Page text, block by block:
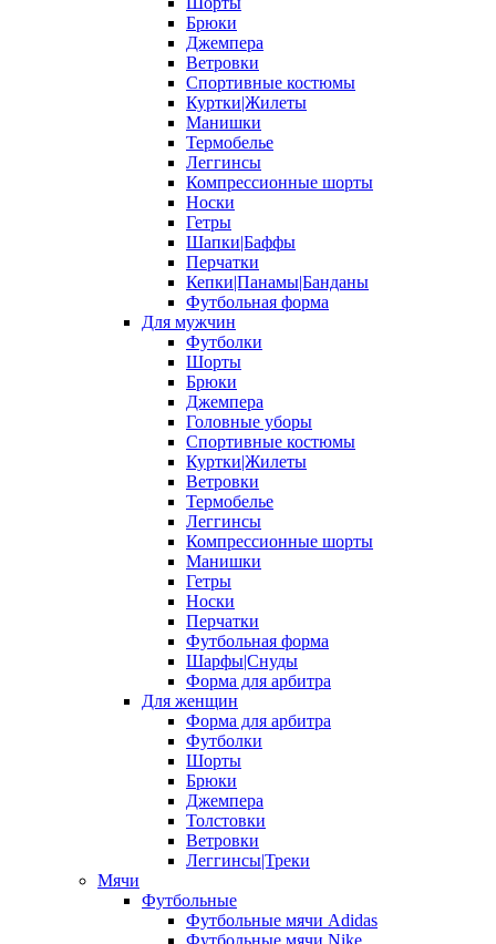
Брюки
Джемпера
Ветровки
Спортивные костюмы
Куртки|Жилеты
Манишки
Термобелье
Леггинсы
Компрессионные шорты
Носки
Гетры
Шапки|Баффы
Перчатки
Кепки|Панамы|Банданы
Футбольная форма
Для мужчин
Футболки
Шорты
Брюки
Джемпера
Головные уборы
Спортивные костюмы
Куртки|Жилеты
Ветровки
Термобелье
Леггинсы
Компрессионные шорты
Манишки
Гетры
Носки
Перчатки
Футбольная форма
Шарфы|Снуды
Форма для арбитра
Для женщин
Форма для арбитра
Футболки
Шорты
Брюки
Джемпера
Толстовки
Ветровки
Леггинсы|Треки
Мячи
Футбольные
Футбольные мячи Adidas
Футбольные мячи Nike